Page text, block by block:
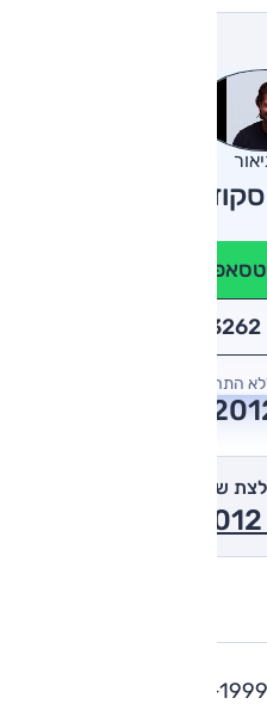
ראפיד?
התחייבות
של אוטו